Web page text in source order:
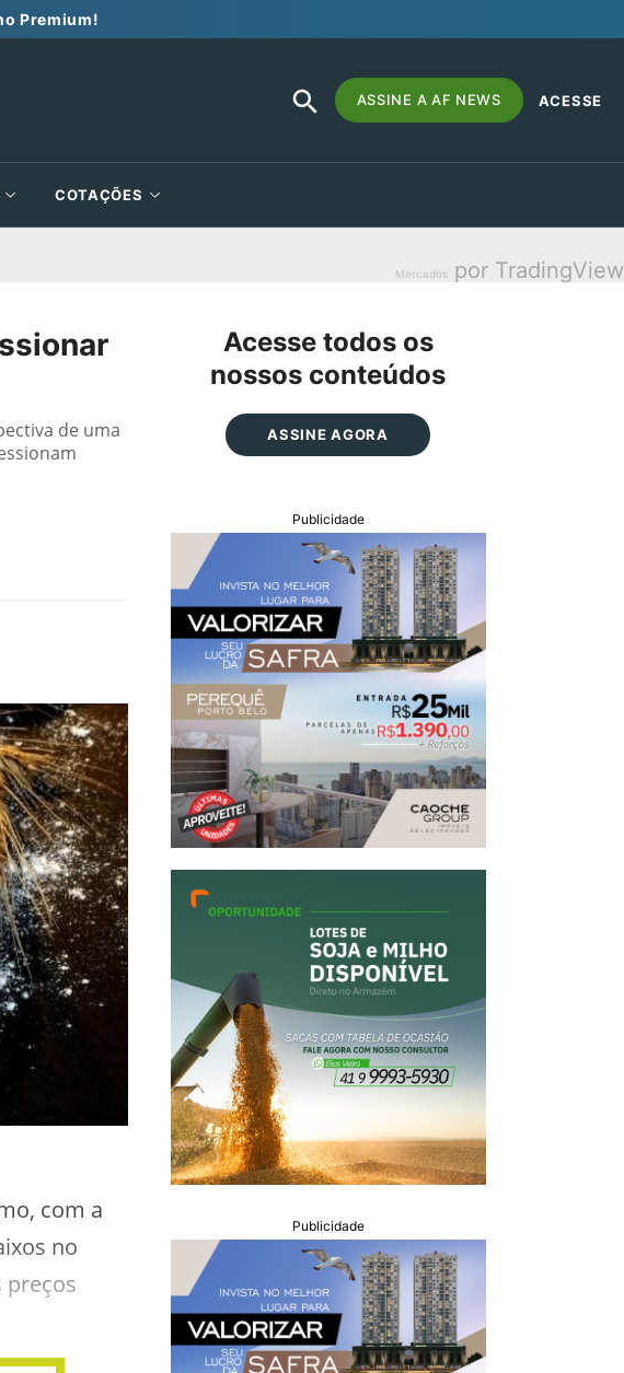
Premium!
Search
for:
SEARCH
BUTTON
ASSINE A AF NEWS ACESSE
COTAÇÕES
Mercados por TradingView
de uma
com a
no
preços
Acesse todos os
nossos conteúdos
ASSINE AGORA
Publicidade
Publicidade